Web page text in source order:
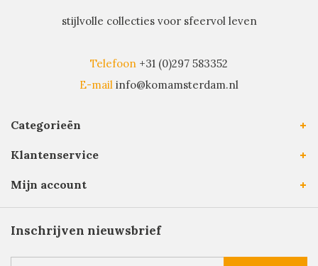
stijlvolle collecties voor sfeervol leven
Telefoon +31 (0)297 583352
E-mail info@komamsterdam.nl
Categorieën
Klantenservice
Mijn account
Inschrijven nieuwsbrief